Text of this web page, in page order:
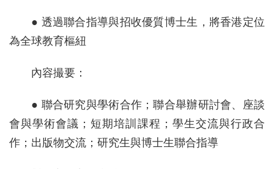
● 透過聯合指導與招收優質博士生，將香港定位
為全球教育樞紐
內容撮要：
● 聯合研究與學術合作；聯合舉辦研討會、座談
會與學術會議；短期培訓課程；學生交流與行政合
作；出版物交流；研究生與博士生聯合指導